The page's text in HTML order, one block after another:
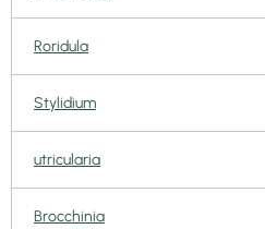
Roridula
Stylidium
utricularia
Brocchinia